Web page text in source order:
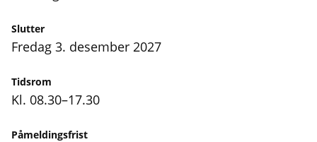
Slutter
fredag 3. desember 2027
Tidsrom
Kl. 08.30–17.30
Påmeldingsfrist